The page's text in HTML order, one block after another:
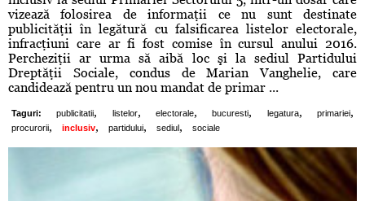
vizează folosirea de informaţii ce nu sunt destinate
publicităţii în legătură cu falsificarea listelor electorale,
infracţiuni care ar fi fost comise în cursul anului 2016.
Percheziţii ar urma să aibă loc şi la sediul Partidului
Dreptăţii Sociale, condus de Marian Vanghelie, care
candidează pentru un nou mandat de primar ...
Taguri: publicitatii, listelor, electorale, bucuresti, legatura, primariei,
procurorii, inclusiv, partidului, sediul , sociale